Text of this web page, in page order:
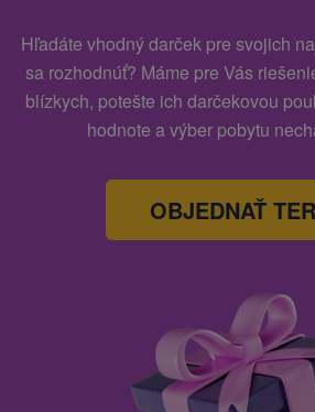
Hľadáte vhodný darček pre svojich
sa rozhodnúť? Máme pre Vás
blízkych, potešte ich darčekovou
hodnote a výber pobytu
OBJEDNAŤ